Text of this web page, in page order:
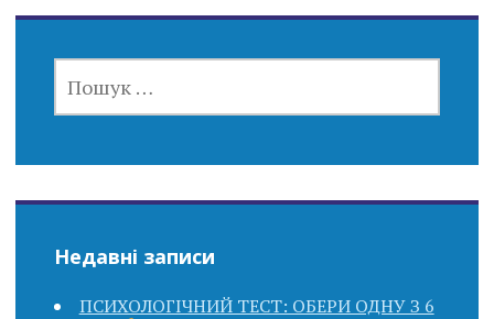
Недавні записи
ПСИХОЛОГІЧНИЙ ТЕСТ: ОБЕРИ ОДНУ З 6